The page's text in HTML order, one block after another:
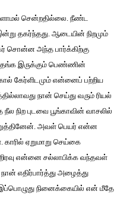
சென்றதில்லை. நீண்ட
தகர்ந்தது. ஆடையின் நிறமும்
சொன்ன அந்த பார்க்கிற்கு
தங்க இருக்கும் பெண்ணின்
கேர்ளிடமும் என்னைப் பற்றிய
நான் செய்து வரும் ரியல்
நிற புடவை பூங்காவின் வாசலில்
அவள் பெயர் என்ன
ஏறுமாறு செய்கை
என்னை சல்லாபிக்க வந்தவள்
எதிர்பார்த்து அழைத்து
நினைக்கையில் என் மீதே